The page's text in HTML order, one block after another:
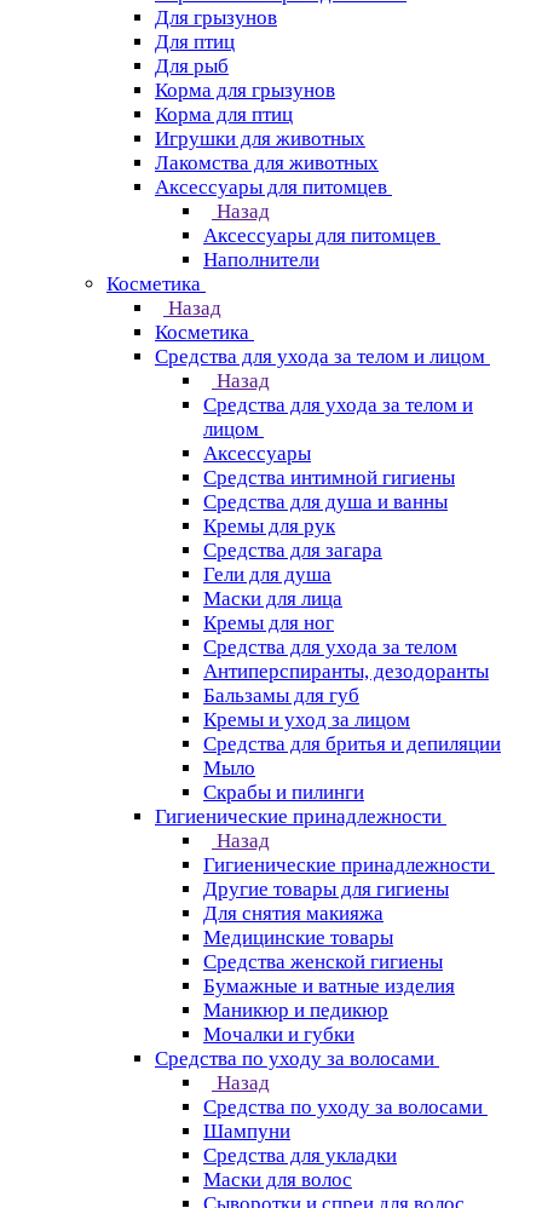
Для грызунов
Для птиц
Для рыб
Корма для грызунов
Корма для птиц
Игрушки для животных
Лакомства для животных
Аксессуары для питомцев
Назад
Аксессуары для питомцев
Наполнители
Косметика
Назад
Косметика
Средства для ухода за телом и лицом
Назад
Средства для ухода за телом и
лицом
Аксессуары
Средства интимной гигиены
Средства для душа и ванны
Кремы для рук
Средства для загара
Гели для душа
Маски для лица
Кремы для ног
Средства для ухода за телом
Антиперспиранты, дезодоранты
Бальзамы для губ
Кремы и уход за лицом
Средства для бритья и депиляции
Мыло
Скрабы и пилинги
Гигиенические принадлежности
Назад
Гигиенические принадлежности
Другие товары для гигиены
Для снятия макияжа
Медицинские товары
Средства женской гигиены
Бумажные и ватные изделия
Маникюр и педикюр
Мочалки и губки
Средства по уходу за волосами
Назад
Средства по уходу за волосами
Шампуни
Средства для укладки
Маски для волос